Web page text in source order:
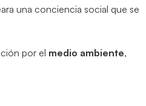
una conciencia social que se
por el medio ambiente,